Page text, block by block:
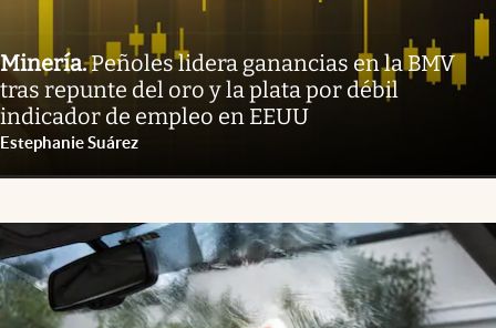
Minería.Peñoles lidera ganancias en la BMV
tras repunte del oro y la plata por débil
indicador de empleo en EEUU
Estephanie Suárez